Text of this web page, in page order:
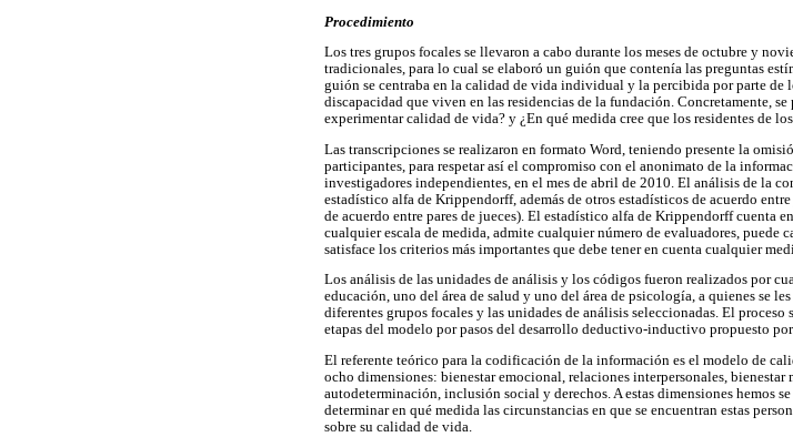
Procedimiento
Los tres grupos focales se llevaron a cabo durante los meses de octubre y
tradicionales, para lo cual se elaboró un guión que contenía las preguntas
guión se centraba en la calidad de vida individual y la percibida por parte de
discapacidad que viven en las residencias de la fundación. Concretamente,
experimentar calidad de vida? y ¿En qué medida cree que los residentes de
Las transcripciones se realizaron en formato Word, teniendo presente la
participantes, para respetar así el compromiso con el anonimato de la
investigadores independientes, en el mes de abril de 2010. El análisis de la
estadístico alfa de Krippendorff, además de otros estadísticos de acuerdo
de acuerdo entre pares de jueces). El estadístico alfa de Krippendorff cuenta
cualquier escala de medida, admite cualquier número de evaluadores, puede
satisface los criterios más importantes que debe tener en cuenta cualquier
Los análisis de las unidades de análisis y los códigos fueron realizados por
educación, uno del área de salud y uno del área de psicología, a quienes se
diferentes grupos focales y las unidades de análisis seleccionadas. El
etapas del modelo por pasos del desarrollo deductivo-inductivo propuesto
El referente teórico para la codificación de la información es el modelo de
ocho dimensiones: bienestar emocional, relaciones interpersonales,
autodeterminación, inclusión social y derechos. A estas dimensiones hemos
determinar en qué medida las circunstancias en que se encuentran estas
sobre su calidad de vida.